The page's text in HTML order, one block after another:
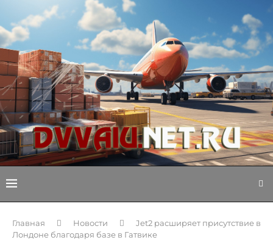
Главная Новости
Jet2 расширяет присутствие в
Лондоне благодаря базе в Гатвике